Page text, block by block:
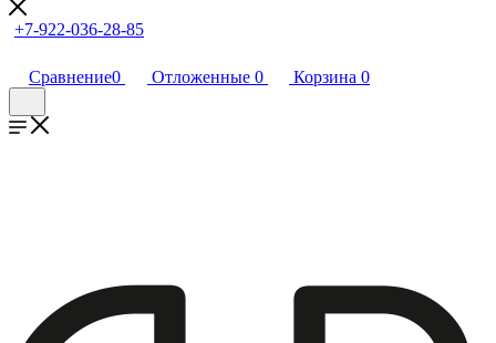
+7-922-036-28-85
Сравнение0 Отложенные 0 Корзина 0